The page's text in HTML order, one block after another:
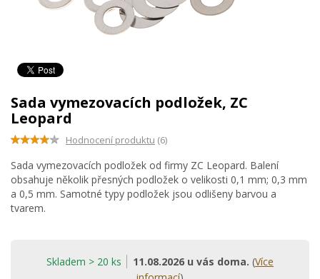
Sada vymezovacích podložek, ZC
Leopard
Hodnocení produktu (6)
Sada vymezovacích podložek od firmy ZC Leopard. Balení
obsahuje několik přesných podložek o velikosti 0,1 mm; 0,3 mm
a 0,5 mm. Samotné typy podložek jsou odlišeny barvou a
tvarem.
Skladem > 20 ks 11.08.2026 u vás doma. (Více